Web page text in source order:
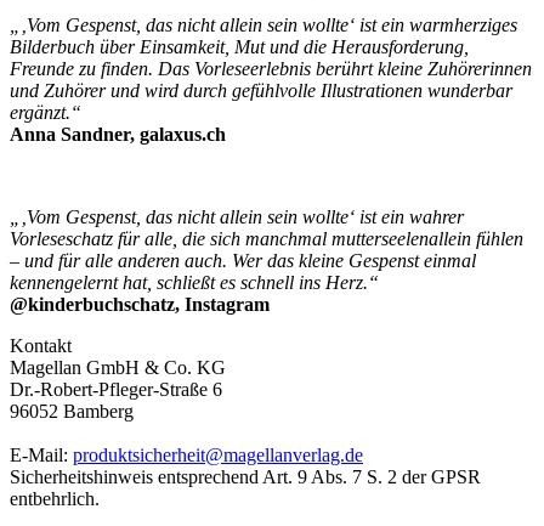
„‚Vom Gespenst, das nicht allein sein wollte‘ ist ein warmherziges
Bilderbuch über Einsamkeit, Mut und die Herausforderung,
Freunde zu finden. Das Vorleseerlebnis berührt kleine Zuhörerinnen
und Zuhörer und wird durch gefühlvolle Illustrationen wunderbar
ergänzt.“
Anna Sandner, galaxus.ch
„‚Vom Gespenst, das nicht allein sein wollte‘ ist ein wahrer
Vorleseschatz für alle, die sich manchmal mutterseelenallein fühlen
– und für alle anderen auch. Wer das kleine Gespenst einmal
kennengelernt hat, schließt es schnell ins Herz.“
@kinderbuchschatz, Instagram
Kontakt
Magellan GmbH & Co. KG
Dr.-Robert-Pfleger-Straße 6
96052 Bamberg
E-Mail: produktsicherheit@magellanverlag.de
Sicherheitshinweis entsprechend Art. 9 Abs. 7 S. 2 der GPSR
entbehrlich.